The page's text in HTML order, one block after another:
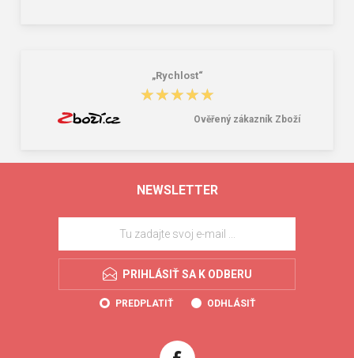
„Rychlost“
★★★★★
★★★★★
Ověřený zákazník Zboží
NEWSLETTER
PRIHLÁSIŤ SA K ODBERU
PREDPLATIŤ ODHLÁSIŤ